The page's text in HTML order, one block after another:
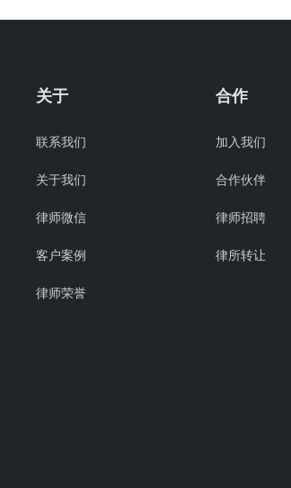
关于
联系我们
关于我们
律师微信
客户案例
律师荣誉
合作
加入我们
合作伙伴
律师招聘
律所转让